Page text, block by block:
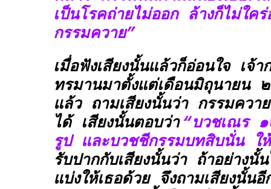
เป็นโรคถ่ายไม่ออก ล้างก็ไม่ใค
กรรมควาย”
เมื่อฟังเสียงนั้นแล้วก็อ่อนใจ เจ้
ทรมานมาตั้งแต่เดือนมิถุนายน
แล้ว ถามเสียงนั้นว่า กรรมควาย
ได้ เสียงนั้นตอบว่า “บวชเณร
รูป และบวชชีกรรมบทสิบนั่น ใ
รับปากกับเสียงนั้นว่า ถ้าอย่างนั้
แบ่งให้เธอด้วย จึงถามเสียงนั้น